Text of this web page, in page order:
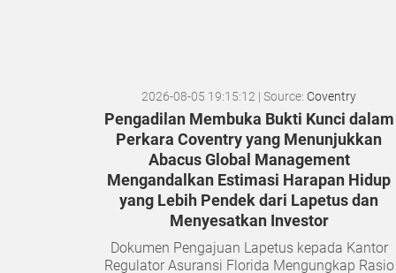
2026-08-05 19:15:12 | Source: Coventry
Pengadilan Membuka Bukti Kunci dalam
Perkara Coventry yang Menunjukkan
Abacus Global Management
Mengandalkan Estimasi Harapan Hidup
yang Lebih Pendek dari Lapetus dan
Menyesatkan Investor
Dokumen Pengajuan Lapetus kepada Kantor
Regulator Asuransi Florida Mengungkap Rasio